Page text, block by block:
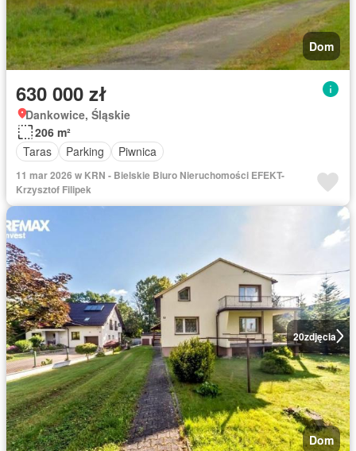
Dom
630 000 zł
Dankowice, Śląskie
206 m²
Taras
Parking Piwnica
11 mar 2026 w KRN - Bielskie Biuro Nieruchomości EFEKT-
Krzysztof Filipek
20zdjęcia
Dom